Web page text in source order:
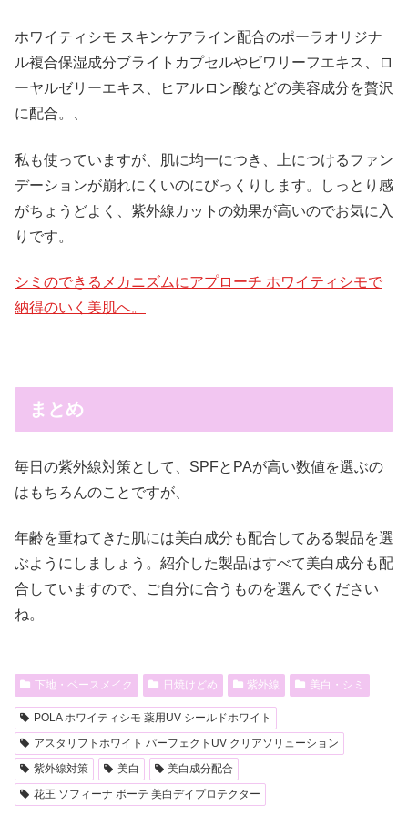
ホワイティシモ スキンケアライン配合のポーラオリジナ
ル複合保湿成分ブライトカプセルやビワリーフエキス、ロ
ーヤルゼリーエキス、ヒアルロン酸などの美容成分を贅沢
に配合。、
私も使っていますが、肌に均一につき、上につけるファン
デーションが崩れにくいのにびっくりします。しっとり感
がちょうどよく、紫外線カットの効果が高いのでお気に入
りです。
シミのできるメカニズムにアプローチ ホワイティシモで
納得のいく美肌へ。
まとめ
毎日の紫外線対策として、SPFとPAが高い数値を選ぶの
はもちろんのことですが、
年齢を重ねてきた肌には美白成分も配合してある製品を選
ぶようにしましょう。紹介した製品はすべて美白成分も配
合していますので、ご自分に合うものを選んでください
ね。
下地・ベースメイク 日焼けどめ 紫外線 美白・シミ
POLA ホワイティシモ 薬用UV シールドホワイト
アスタリフトホワイト パーフェクトUV クリアソリューション
紫外線対策
美白
美白成分配合
花王 ソフィーナ ボーテ 美白デイプロテクター